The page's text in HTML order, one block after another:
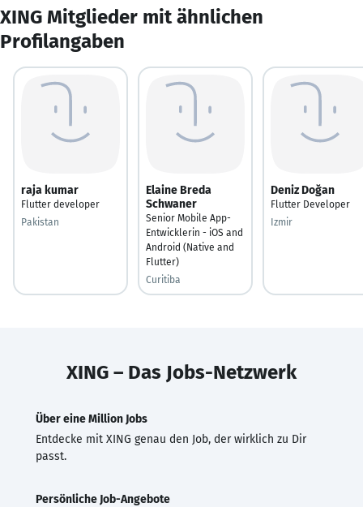
XING Mitglieder mit ähnlichen
Profilangaben
raja kumar
Flutter developer
Pakistan
Elaine Breda
Schwaner
Senior Mobile App-
Entwicklerin - iOS and
Android (Native and
Flutter)
Curitiba
Deniz Doğan
Flutter Developer
Izmir
XING – Das Jobs-Netzwerk
Über eine Million Jobs
Entdecke mit XING genau den Job, der wirklich zu Dir
passt.
Persönliche Job-Angebote